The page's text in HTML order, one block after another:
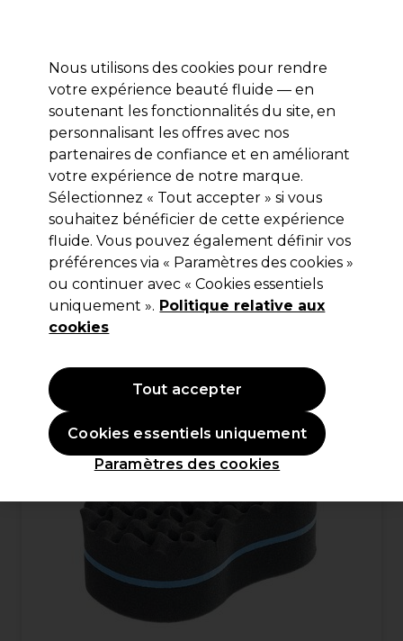
Se connecter
Marques Bons plans Coiffure Electro et Matériel
Livraison et délais
lire la suite
Sibel
Sibel Éponge cheveux bouclés
0 )
3,92 €4,90 €Hors TVA(TARIF PROFESSIONNEL)
4,70 €TVA incluse)
OFFRE
Nous utilisons des cookies pour rendre
votre expérience beauté fluide — en
soutenant les fonctionnalités du site, en
personnalisant les offres avec nos
partenaires de confiance et en améliorant
votre expérience de notre marque.
Sélectionnez « Tout accepter » si vous
souhaitez bénéficier de cette expérience
fluide. Vous pouvez également définir vos
préférences via « Paramètres des cookies »
ou continuer avec « Cookies essentiels
uniquement ». Politique relative aux
cookies
Paramètres des cookies
Cookies essentiels uniquement
Tout accepter